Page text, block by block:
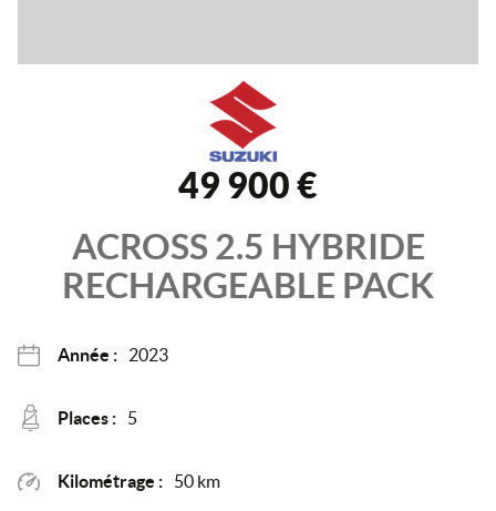
49 900 €
ACROSS 2.5 HYBRIDE
RECHARGEABLE PACK
Année : 2023
Places : 5
Kilométrage : 50 km